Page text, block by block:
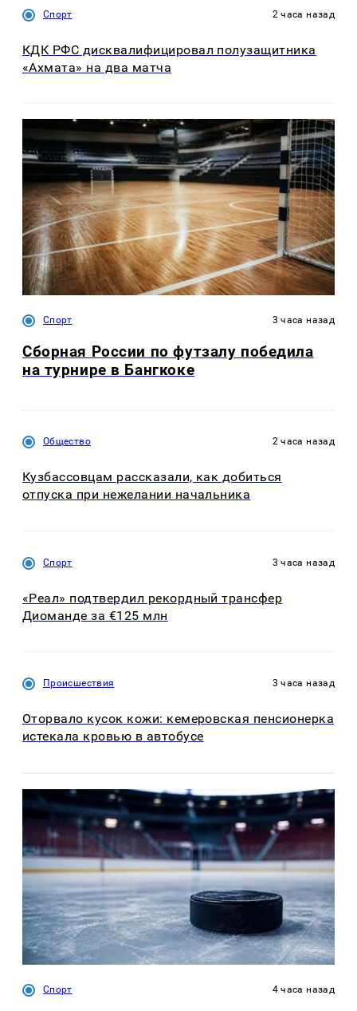
Спорт 2 часа назад
КДК РФС дисквалифицировал полузащитника
«Ахмата» на два матча
Спорт 3 часа назад
Сборная России по футзалу победила
на турнире в Бангкоке
Общество 2 часа назад
Кузбассовцам рассказали, как добиться
отпуска при нежелании начальника
Спорт 3 часа назад
«Реал» подтвердил рекордный трансфер
Диоманде за €125 млн
Происшествия 3 часа назад
Оторвало кусок кожи: кемеровская пенсионерка
истекала кровью в автобусе
Спорт 4 часа назад